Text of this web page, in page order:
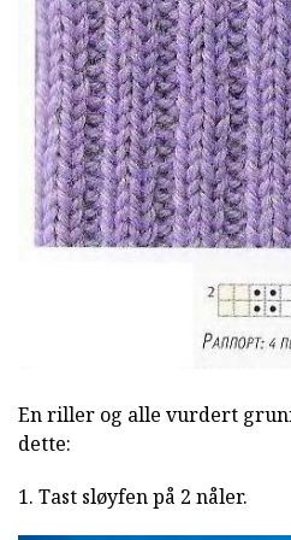
En riller og alle vurdert
dette:
1. Tast sløyfen på 2 nåler.